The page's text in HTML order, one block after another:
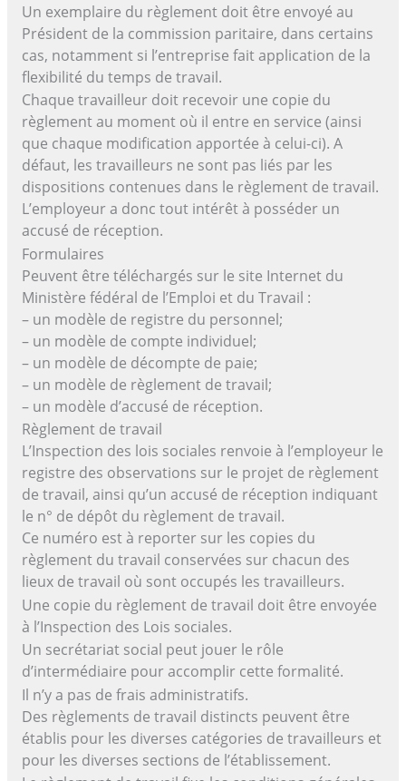
Un exemplaire du règlement doit être envoyé au
Président de la commission paritaire, dans certains
cas, notamment si l’entreprise fait application de la
flexibilité du temps de travail.
Chaque travailleur doit recevoir une copie du
règlement au moment où il entre en service (ainsi
que chaque modification apportée à celui-ci). A
défaut, les travailleurs ne sont pas liés par les
dispositions contenues dans le règlement de travail.
L’employeur a donc tout intérêt à posséder un
accusé de réception.
Formulaires
Peuvent être téléchargés sur le site Internet du
Ministère fédéral de l’Emploi et du Travail :
– un modèle de registre du personnel;
– un modèle de compte individuel;
– un modèle de décompte de paie;
– un modèle de règlement de travail;
– un modèle d’accusé de réception.
Règlement de travail
L’Inspection des lois sociales renvoie à l’employeur le
registre des observations sur le projet de règlement
de travail, ainsi qu’un accusé de réception indiquant
le n° de dépôt du règlement de travail.
Ce numéro est à reporter sur les copies du
règlement du travail conservées sur chacun des
lieux de travail où sont occupés les travailleurs.
Une copie du règlement de travail doit être envoyée
à l’Inspection des Lois sociales.
Un secrétariat social peut jouer le rôle
d’intermédiaire pour accomplir cette formalité.
Il n’y a pas de frais administratifs.
Des règlements de travail distincts peuvent être
établis pour les diverses catégories de travailleurs et
pour les diverses sections de l’établissement.